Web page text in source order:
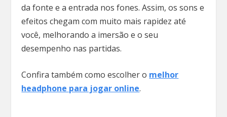
da fonte e a entrada nos fones. Assim, os sons e
efeitos chegam com muito mais rapidez até
você, melhorando a imersão e o seu
desempenho nas partidas.
Confira também como escolher o melhor
headphone para jogar online.